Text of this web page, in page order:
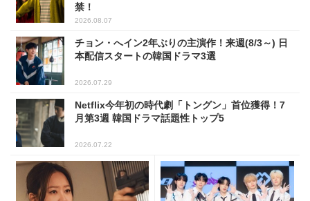
禁！
2026.08.07
チョン・へイン2年ぶりの主演作！来週(8/3～) 日
本配信スタートの韓国ドラマ3選
2026.07.29
Netflix今年初の時代劇「トングン」首位獲得！7
月第3週 韓国ドラマ話題性トップ5
2026.07.22